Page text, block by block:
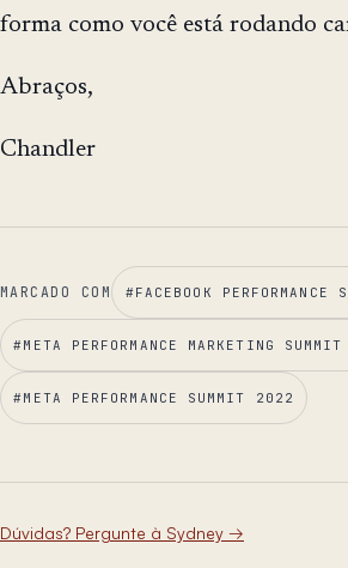
forma como você está rodando
Abraços,
Chandler
MARCADO COM #FACEBOOK PERFORMANCE
#META PERFORMANCE MARKETING
#META PERFORMANCE SUMMIT 2022
Dúvidas? Pergunte à Sydney →